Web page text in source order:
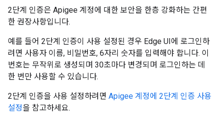
2단계 인증은 Apigee 계정에 대한 보안을 한층 강화하는 간편
한 권장사항입니다.
예를 들어 2단계 인증이 사용 설정된 경우 Edge UI에 로그인하
려면 사용자 이름, 비밀번호, 6자리 숫자를 입력해야 합니다. 이
번호는 무작위로 생성되며 30초마다 변경되며 로그인하는 데
한 번만 사용할 수 있습니다.
2단계 인증을 사용 설정하려면 Apigee 계정에 2단계 인증 사용
설정을 참고하세요.